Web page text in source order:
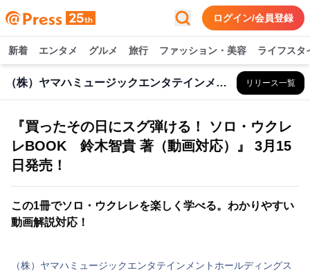
ログイン/会員登録
新着 エンタメ グルメ 旅行 ファッション・美容 ライフスタ
（株）ヤマハミュージックエンタテインメントHD リリース一覧
『買ったその日にスグ弾ける！ ソロ・ウクレ
レBOOK 鈴木智貴 著（動画対応）』 3月15
日発売！
この1冊でソロ・ウクレレを楽しく学べる。わかりやすい
動画解説対応！
（株）ヤマハミュージックエンタテインメントホールディングス